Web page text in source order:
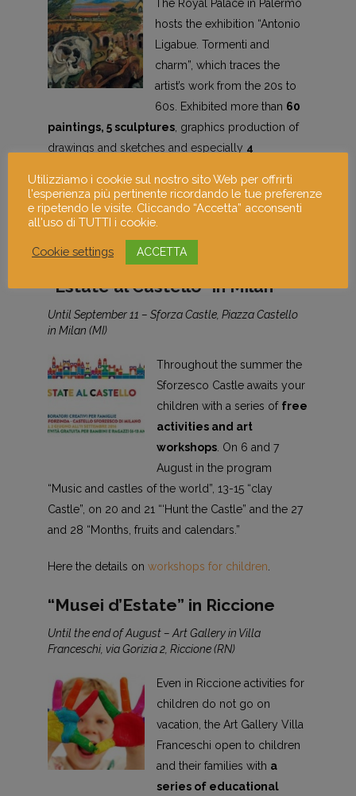
The Royal Palace in Palermo
hosts the exhibition “Antonio
Ligabue. Tormenti and
charm”, which traces the
artist’s work from the 20s to
60s. Exhibited more than 60
paintings, 5 sculptures, graphics production of
drawings and sketches and especially 4
Here the details about the exhibition in Palermo.
“Estate al Castello” in Milan
Until September 11 – Sforza Castle, Piazza Castello
in Milan (MI)
Throughout the summer the
Sforzesco Castle awaits your
children with a series of free
activities and art
workshops. On 6 and 7
August in the program
“Music and castles of the world”, 13-15 “clay
Castle”, on 20 and 21 “‘Hunt the Castle” and the 27
and 28 “Months, fruits and calendars.”
Here the details on workshops for children
“Musei d’Estate” in Riccione
Until the end of August – Art Gallery in Villa
Franceschi, via Gorizia 2, Riccione (RN)
Even in Riccione activities for
children do not go on
vacation, the Art Gallery Villa
Franceschi open to children
and their families with a
series of educational
Utilizziamo i cookie sul nostro sito Web per offrirti
l'esperienza più pertinente ricordando le tue preferenze
e ripetendo le visite. Cliccando “Accetta” acconsenti
all'uso di TUTTI i cookie.
Cookie settings ACCETTA